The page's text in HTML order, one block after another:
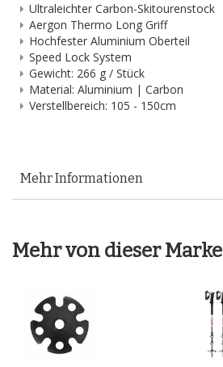
Ultraleichter Carbon-Skitourenstock
Aergon Thermo Long Griff
Hochfester Aluminium Oberteil
Speed Lock System
Gewicht: 266 g / Stück
Material: Aluminium | Carbon
Verstellbereich: 105 - 150cm
Mehr Informationen
Mehr von dieser Marke